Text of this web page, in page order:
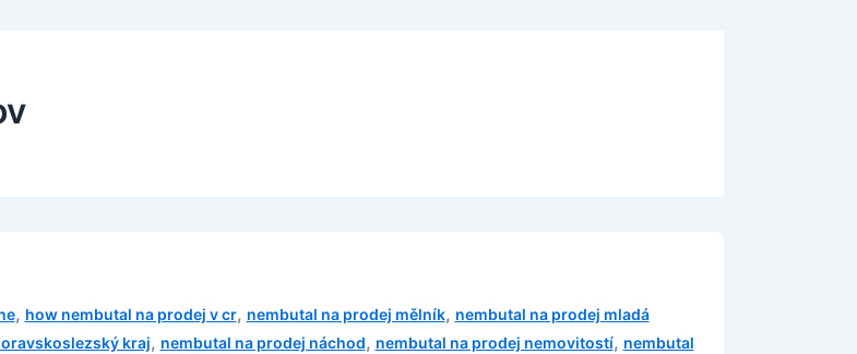
, how nembutal na prodej v cr, nembutal na prodej mělník, nembutal na prodej mladá
kraj, nembutal na prodej náchod, nembutal na prodej nemovitostí, nembutal